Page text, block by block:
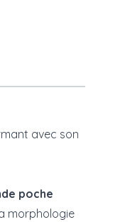
avec son
poche
morphologie